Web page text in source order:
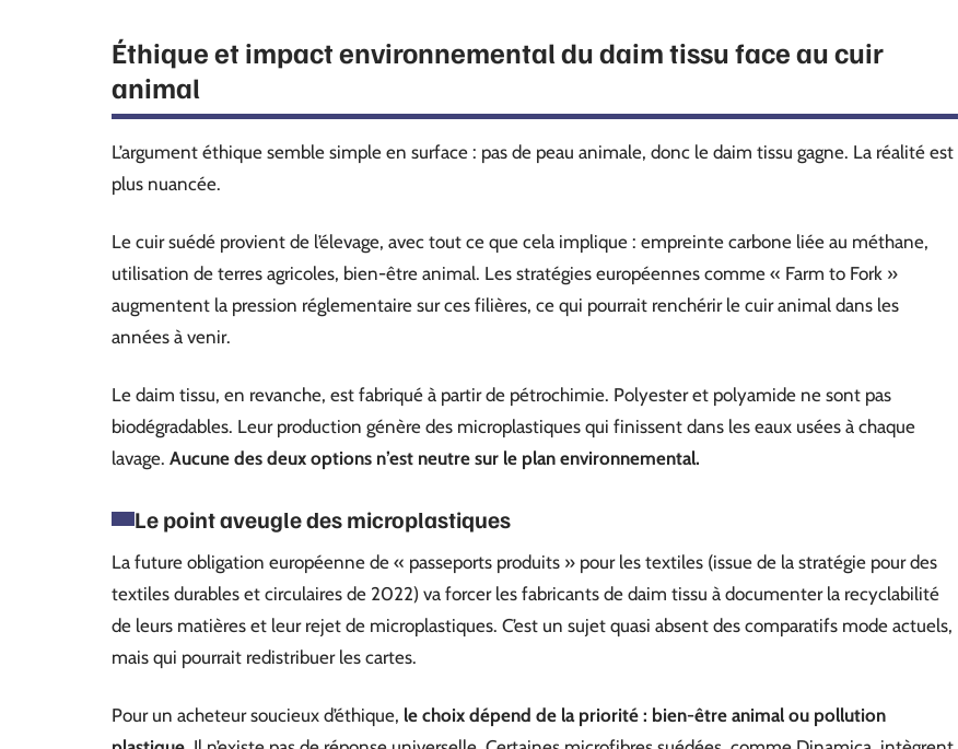
Éthique et impact environnemental du daim tissu face au cuir
animal
L’argument éthique semble simple en surface : pas de peau animale, donc le daim tissu gagne. La réalité est
plus nuancée.
Le cuir suédé provient de l’élevage, avec tout ce que cela implique : empreinte carbone liée au méthane,
utilisation de terres agricoles, bien-être animal. Les stratégies européennes comme « Farm to Fork »
augmentent la pression réglementaire sur ces filières, ce qui pourrait renchérir le cuir animal dans les
années à venir.
Le daim tissu, en revanche, est fabriqué à partir de pétrochimie. Polyester et polyamide ne sont pas
biodégradables. Leur production génère des microplastiques qui finissent dans les eaux usées à chaque
lavage. Aucune des deux options n’est neutre sur le plan environnemental.
Le point aveugle des microplastiques
La future obligation européenne de « passeports produits » pour les textiles (issue de la stratégie pour des
textiles durables et circulaires de 2022) va forcer les fabricants de daim tissu à documenter la recyclabilité
de leurs matières et leur rejet de microplastiques. C’est un sujet quasi absent des comparatifs mode actuels,
mais qui pourrait redistribuer les cartes.
Pour un acheteur soucieux d’éthique, le choix dépend de la priorité : bien-être animal ou pollution